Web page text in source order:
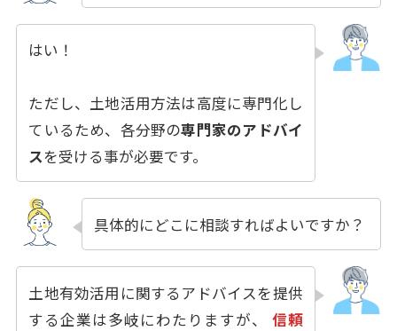
はい！
ただし、土地活用方法は高度に専門化し
ているため、各分野の専門家のアドバイ
スを受ける事が必要です。
具体的にどこに相談すればよいですか？
土地有効活用に関するアドバイスを提供
する企業は多岐にわたりますが、 信頼